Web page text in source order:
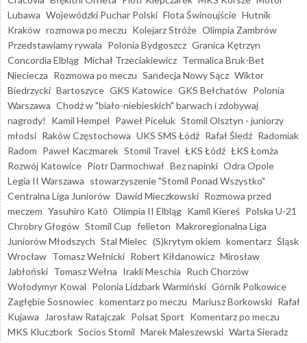
Lubawa Wojewódzki Puchar Polski Flota Świnoujście Hutnik
Kraków rozmowa po meczu Kolejarz Stróże Olimpia Zambrów
Przedstawiamy rywala Polonia Bydgoszcz Granica Kętrzyn
Concordia Elbląg Michał Trzeciakiewicz Termalica Bruk-Bet
Nieciecza Rozmowa po meczu Sandecja Nowy Sącz Wiktor
Biedrzycki Bartoszyce GKS Katowice GKS Bełchatów Polonia
Warszawa Chodź w "biało-niebieskich" barwach i zdobywaj
nagrody!
Kamil Hempel Paweł Piceluk Stomil Olsztyn - juniorzy
młodsi Raków Częstochowa UKS SMS Łódź Rafał Śledź Radomiak
Radom Paweł Kaczmarek Stomil Travel ŁKS Łódź ŁKS Łomża
Rozwój Katowice Piotr Darmochwał Bez napinki Odra Opole
Legia II Warszawa stowarzyszenie "Stomil Ponad Wszystko"
Centralna Liga Juniorów Dawid Mieczkowski Rozmowa przed
meczem Yasuhiro Katō Olimpia II Elbląg Kamil Kiereś Polska U-21
Chrobry Głogów Stomil Cup felieton Makroregionalna Liga
Juniorów Młodszych Stal Mielec (S)krytym okiem komentarz Śląsk
Wrocław Tomasz Wełnicki Robert Kiłdanowicz Mirosław
Jabłoński Tomasz Wełna Irakli Meschia Ruch Chorzów
Wołodymyr Kowal Polonia Lidzbark Warmiński Górnik Polkowice
Zagłębie Sosnowiec komentarz po meczu Mariusz Borkowski Rafał
Kujawa
Jarosław Ratajczak Polsat Sport Komentarz po meczu
MKS Kluczbork Socios Stomil Marek Maleszewski Warta Sieradz